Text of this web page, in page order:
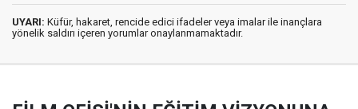
UYARI: Küfür, hakaret, rencide edici ifadeler veya imalar ile inançlara
yönelik saldırı içeren yorumlar onaylanmamaktadır.